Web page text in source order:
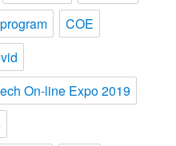
COE
On-line Expo 2019